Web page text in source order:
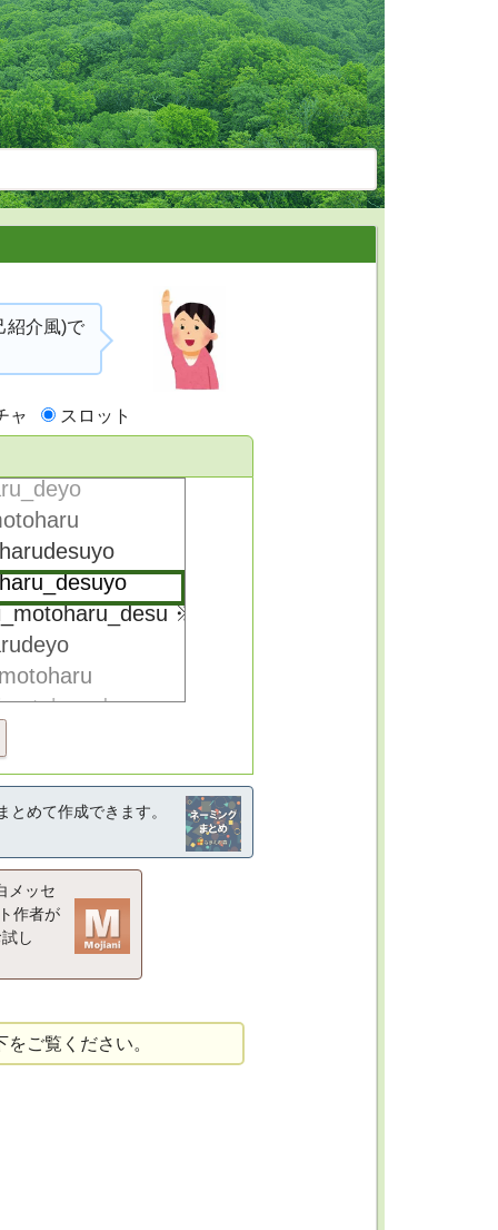
紹介風)で
ャ スロット
めて作成できます。
メッセ
作者が
し
ご覧ください。